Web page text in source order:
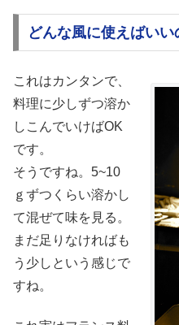
どんな風に使えばいい
これはカンタンで、
料理に少しずつ溶か
しこんでいけばOK
です。
そうですね。5~10
ｇずつくらい溶かし
て混ぜて味を見る。
まだ足りなければも
う少しという感じで
すね。